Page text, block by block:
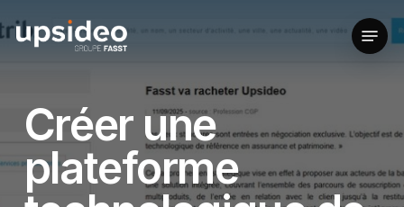
to
main
Menu
Créer une
plateforme